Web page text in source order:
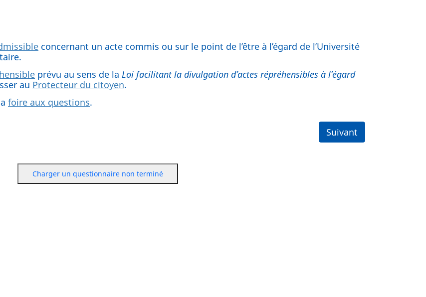
concernant un acte commis ou sur le point de l’être à l’égard de l’Université
prévu au sens de la Loi facilitant la divulgation d’actes répréhensibles à l’égard
au Protecteur du citoyen.
foire aux questions.
Suivant
Charger un questionnaire non terminé